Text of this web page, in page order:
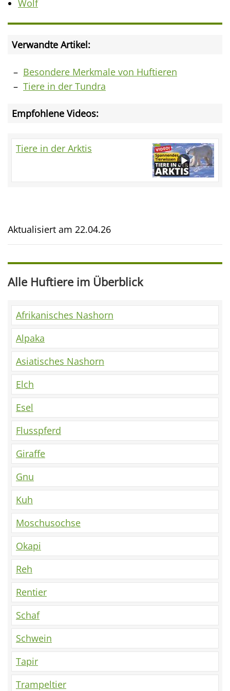
Wolf
Verwandte Artikel:
Besondere Merkmale von Huftieren
Tiere in der Tundra
Empfohlene Videos:
Tiere in der Arktis
Aktualisiert am 22.04.26
Alle Huftiere im Überblick
Afrikanisches Nashorn
Alpaka
Asiatisches Nashorn
Elch
Esel
Flusspferd
Giraffe
Gnu
Kuh
Moschusochse
Okapi
Reh
Rentier
Schaf
Schwein
Tapir
Trampeltier